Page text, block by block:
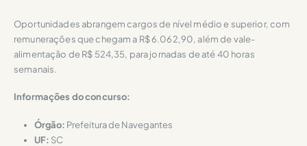
Oportunidades abrangem cargos de nível médio e superior, com
remunerações que chegam a R$ 6.062,90, além de vale-
alimentação de R$ 524,35, para jornadas de até 40 horas
semanais.
Informações do concurso:
Órgão: Prefeitura de Navegantes
UF: SC